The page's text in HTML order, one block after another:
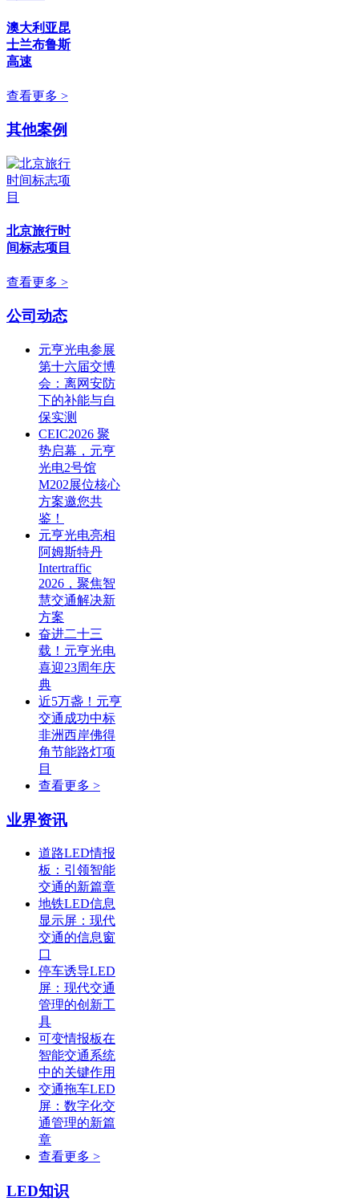
澳大利亚昆
士兰布鲁斯
高速
查看更多 >
其他案例
北京旅行时
间标志项目
查看更多 >
公司动态
元亨光电参展
第十六届交博
会：离网安防
下的补能与自
保实测
CEIC2026 聚
势启幕，元亨
光电2号馆
M202展位核心
方案邀您共
鉴！
元亨光电亮相
阿姆斯特丹
Intertraffic
2026，聚焦智
慧交通解决新
方案
奋进二十三
载！元亨光电
喜迎23周年庆
典
近5万盏！元亨
交通成功中标
非洲西岸佛得
角节能路灯项
目
查看更多 >
业界资讯
道路LED情报
板：引领智能
交通的新篇章
地铁LED信息
显示屏：现代
交通的信息窗
口
停车诱导LED
屏：现代交通
管理的创新工
具
可变情报板在
智能交通系统
中的关键作用
交通拖车LED
屏：数字化交
通管理的新篇
章
查看更多 >
LED知识